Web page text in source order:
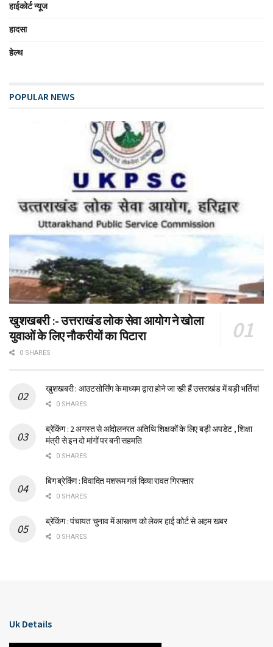
हाईकोर्ट न्यूज
हादसा
हेल्थ
POPULAR NEWS
खुशखबरी :- उत्तराखंड लोक सेवा आयोग ने खोला
युवाओं के लिए नौकरीयों का पिटारा
0 SHARES
खुशखबरी : आउटसोर्सिंग के माध्यम द्वारा होने जा रही हैं उत्तराखंड में बड़ी भर्तियां
0 SHARES
ब्रेकिंग : 2 अगस्त से आंदोलनरत अतिथि शिक्षकों के लिए बड़ी अपडेट , शिक्षा
मंत्री से इन दो मांगों पर बनी सहमति
0 SHARES
बिग ब्रेकिंग : विवादित मशरूम गर्ल दिव्या रावत गिरफ्तार
0 SHARES
ब्रेकिंग : पंचायत चुनाव में आरक्षण को लेकर हाई कोर्ट से अहम खबर
0 SHARES
Uk Details